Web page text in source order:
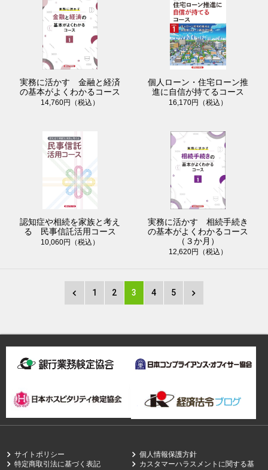
実務に活かす 金融と経済
の基本がよくわかるコース
14,760円（税込）
個人ローン・住宅ローン推
進に自信が持てるコース
16,170円（税込）
認知症や相続を家族と考え
る 民事信託活用コース
10,060円（税込）
実務に活かす 相続手続き
の基本がよくわかるコース
（３か月）
12,620円（税込）
1 2 3 4 5
サイトポリシー
個人情報保護方針
特定商取引法に基づく表記
カスタマーハラスメントに関する基